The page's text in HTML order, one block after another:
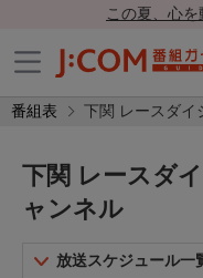
この夏、心
番組表 下関 レースダイ
下関 レースダ
ャンネル
放送スケジュール一